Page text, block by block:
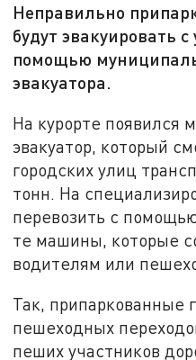
Неправильно
будут эвакуировать
помощью
эвакуатора.
На курорте появился
эвакуатор, который
городских улиц
тонн. На
перевозить с помощью
те машины, которые
водителям или
Так, припаркованные
пешеходных
пеших участников